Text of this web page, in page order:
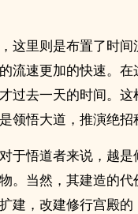
这里则是布置了时
流速更加的快速。
过去一天的时间。
领悟大道，推演绝招
于悟道者来说，越
。当然，其建造的代
建，改建修行宫殿的